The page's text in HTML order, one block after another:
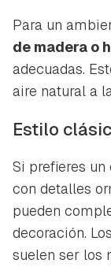
Para un
de madera o
adecuadas.
aire natural a
Estilo
Si prefieres
con detalles
pueden
decoración. Los
suelen ser los